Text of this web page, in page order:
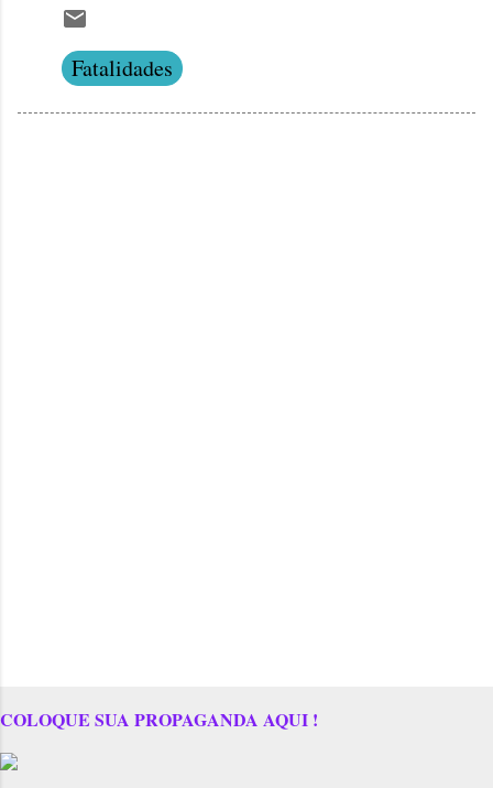
Fatalidades
COLOQUE SUA PROPAGANDA AQUI !